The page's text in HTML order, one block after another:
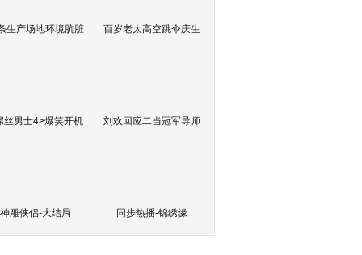
生产场地环境肮脏 百岁老太高空跳伞庆生
丝男士4>爆笑开机 刘欢回应二当冠军导师
神雕侠侣-大结局 同步热播-锦绣缘